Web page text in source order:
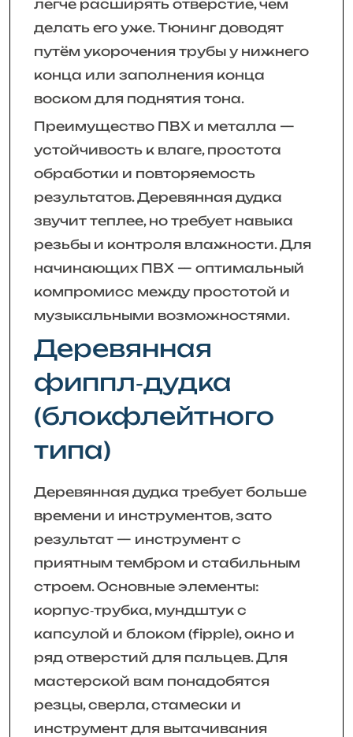
легче расширять отверстие, чем
делать его уже. Тюнинг доводят
путём укорочения трубы у нижнего
конца или заполнения конца
воском для поднятия тона.
Преимущество ПВХ и металла —
устойчивость к влаге, простота
обработки и повторяемость
результатов. Деревянная дудка
звучит теплее, но требует навыка
резьбы и контроля влажности. Для
начинающих ПВХ — оптимальный
компромисс между простотой и
музыкальными возможностями.
Деревянная
фиппл‑дудка
(блокфлейтного
типа)
Деревянная дудка требует больше
времени и инструментов, зато
результат — инструмент с
приятным тембром и стабильным
строем. Основные элементы:
корпус‑трубка, мундштук с
капсулой и блоком (fipple), окно и
ряд отверстий для пальцев. Для
мастерской вам понадобятся
резцы, сверла, стамески и
инструмент для вытачивания